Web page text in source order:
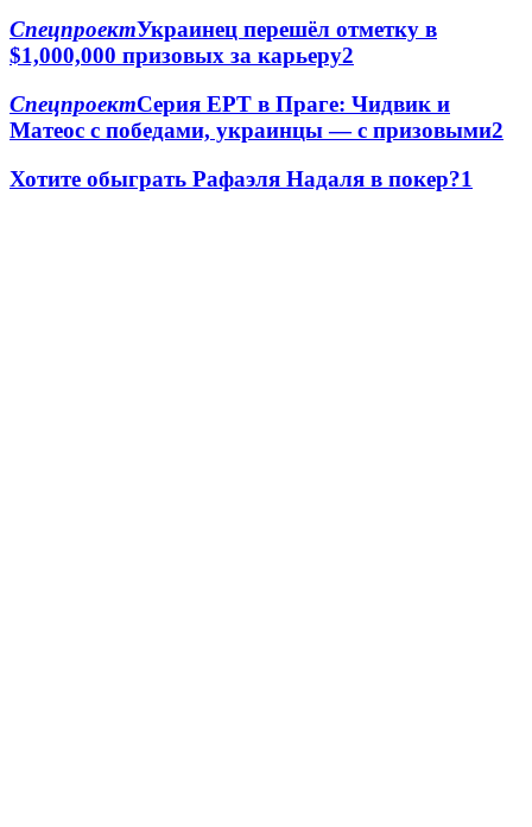
СпецпроектУкраинец перешёл отметку в
$1,000,000 призовых за карьеру2
СпецпроектСерия EPT в Праге: Чидвик и
Матеос с победами, украинцы — с призовыми2
Хотите обыграть Рафаэля Надаля в покер?1